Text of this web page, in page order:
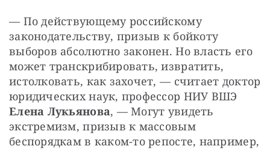
— По действующему российскому
законодательству, призыв к бойкоту
выборов абсолютно законен. Но власть его
может транскрибировать, извратить,
истолковать, как захочет, — считает доктор
Елена Лукьянова, — Могут увидеть
экстремизм, призыв к массовым
беспорядкам в каком-то репосте, например,